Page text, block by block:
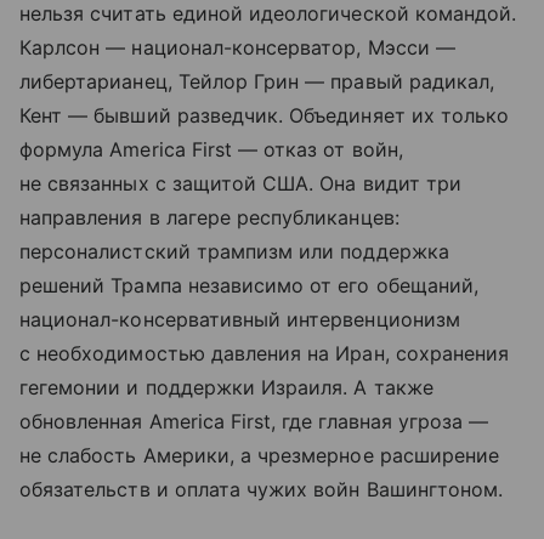
нельзя считать единой идеологической командой.
Карлсон — национал-консерватор, Мэсси —
либертарианец, Тейлор Грин — правый радикал,
Кент — бывший разведчик. Объединяет их только
формула America First — отказ от войн,
не связанных с защитой США. Она видит три
направления в лагере республиканцев:
персоналистский трампизм или поддержка
решений Трампа независимо от его обещаний,
национал-консервативный интервенционизм
с необходимостью давления на Иран, сохранения
гегемонии и поддержки Израиля. А также
обновленная America First, где главная угроза —
не слабость Америки, а чрезмерное расширение
обязательств и оплата чужих войн Вашингтоном.